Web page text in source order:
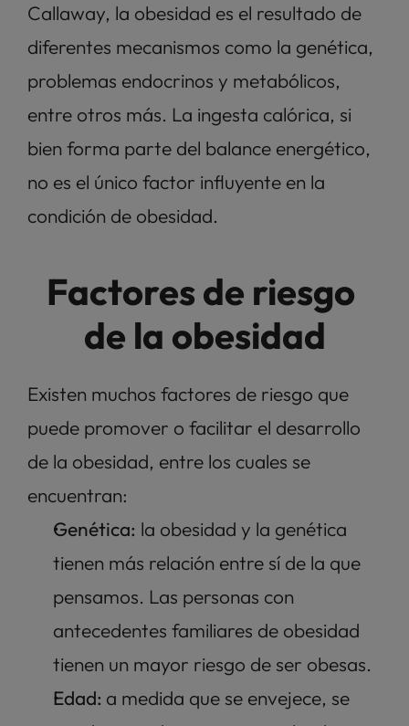
Callaway, la obesidad es el resultado de
diferentes mecanismos como la genética,
problemas endocrinos y metabólicos,
entre otros más. La ingesta calórica, si
bien forma parte del balance energético,
no es el único factor influyente en la
condición de obesidad.
Factores de riesgo
de la obesidad
Existen muchos factores de riesgo que
puede promover o facilitar el desarrollo
de la obesidad, entre los cuales se
encuentran:
Genética: la obesidad y la genética
tienen más relación entre sí de la que
pensamos. Las personas con
antecedentes familiares de obesidad
tienen un mayor riesgo de ser obesas.
Edad: a medida que se envejece, se